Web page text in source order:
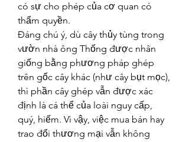
có sự cho phép của cơ quan có
thẩm quyền.
Đáng chú ý, dù cây thủy tùng trong
vườn nhà ông Thống được nhân
giống bằng phương pháp ghép
trên gốc cây khác (như cây bụt mọc),
thì phần cây ghép vẫn được xác
định là cá thể của loài nguy cấp,
quý, hiếm. Vì vậy, việc mua bán hay
trao đổi thương mại vẫn không